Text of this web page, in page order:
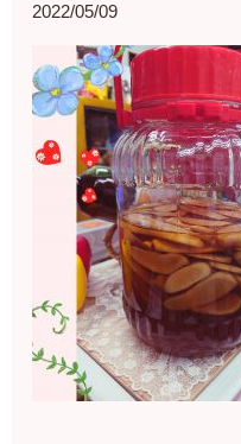
2022/05/09